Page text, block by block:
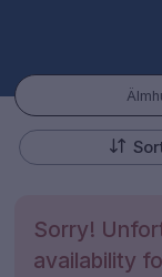
Popular
Oslo
+
−
Sorry!
availability